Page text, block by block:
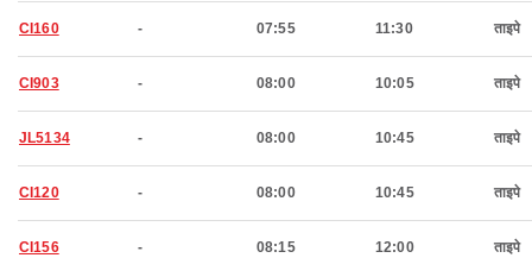
CI160 - 07:55 11:30 ताइपे
CI903 - 08:00 10:05 ताइपे
JL5134 - 08:00 10:45 ताइपे
CI120 - 08:00 10:45 ताइपे
CI156 - 08:15 12:00 ताइपे